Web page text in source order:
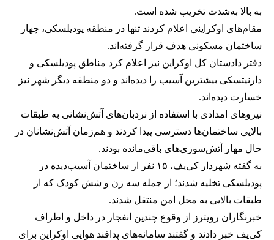
به بالا به‌شدت تخریب شده است.
مقام‌های اوکراینی اعلام کردند تنها در منطقه پودیلسکی، چهار
ساختمان مسکونی هدف قرار گرفته‌اند.
دفتر دادستان کل اوکراین نیز اعلام کرد مناطق پودیلسکی و
دارنیتسکی بیشترین آسیب را دیده‌اند و دو منطقه دیگر شهر نیز
خسارت دیده‌اند.
نیروهای امدادی با استفاده از نردبان‌های آتش‌نشانی به طبقات
بالایی ساختمان‌ها دسترسی پیدا کردند و هم‌زمان آتش‌نشانان در
حال مهار آتش‌سوزی‌های باقی‌مانده بودند.
به گفته شهردار کی‌یف، ۱۵ نفر از ساختمان آسیب‌دیده در
پودیلسکی تخلیه شدند؛ از جمله سه زن و شش کودک که از
طبقات بالایی به محل امن منتقل شدند.
خبرنگاران رویترز از وقوع چندین انفجار در داخل و اطراف
کی‌یف خبر دادند و گفتند سامانه‌های پدافند هوایی اوکراین برای